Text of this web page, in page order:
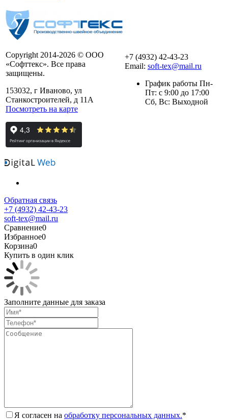
Copyright 2014-2026 © ООО
«Софттекс». Все права
защищены.
153032, г Иваново, ул
Станкостроителей, д 11А
Посмотреть на карте
+7 (4932) 42-43-23
Email: soft-tex@mail.ru
График работы Пн-
Пт: с 9:00 до 17:00
Сб, Вс: Выходной
Обратная связь
+7 (4932) 42-43-23
soft-tex@mail.ru
Сравнение0
Избранное0
Корзина0
Купить в один клик
Заполните данные для заказа
Я согласен на обработку персональных данных.*